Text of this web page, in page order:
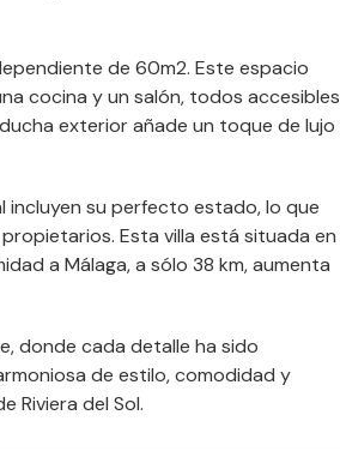
de 60m2. Este espacio
cocina y un salón, todos accesibles
exterior añade un toque de lujo
su perfecto estado, lo que
Esta villa está situada en
a Málaga, a sólo 38 km, aumenta
donde cada detalle ha sido
de estilo, comodidad y
Riviera del Sol.